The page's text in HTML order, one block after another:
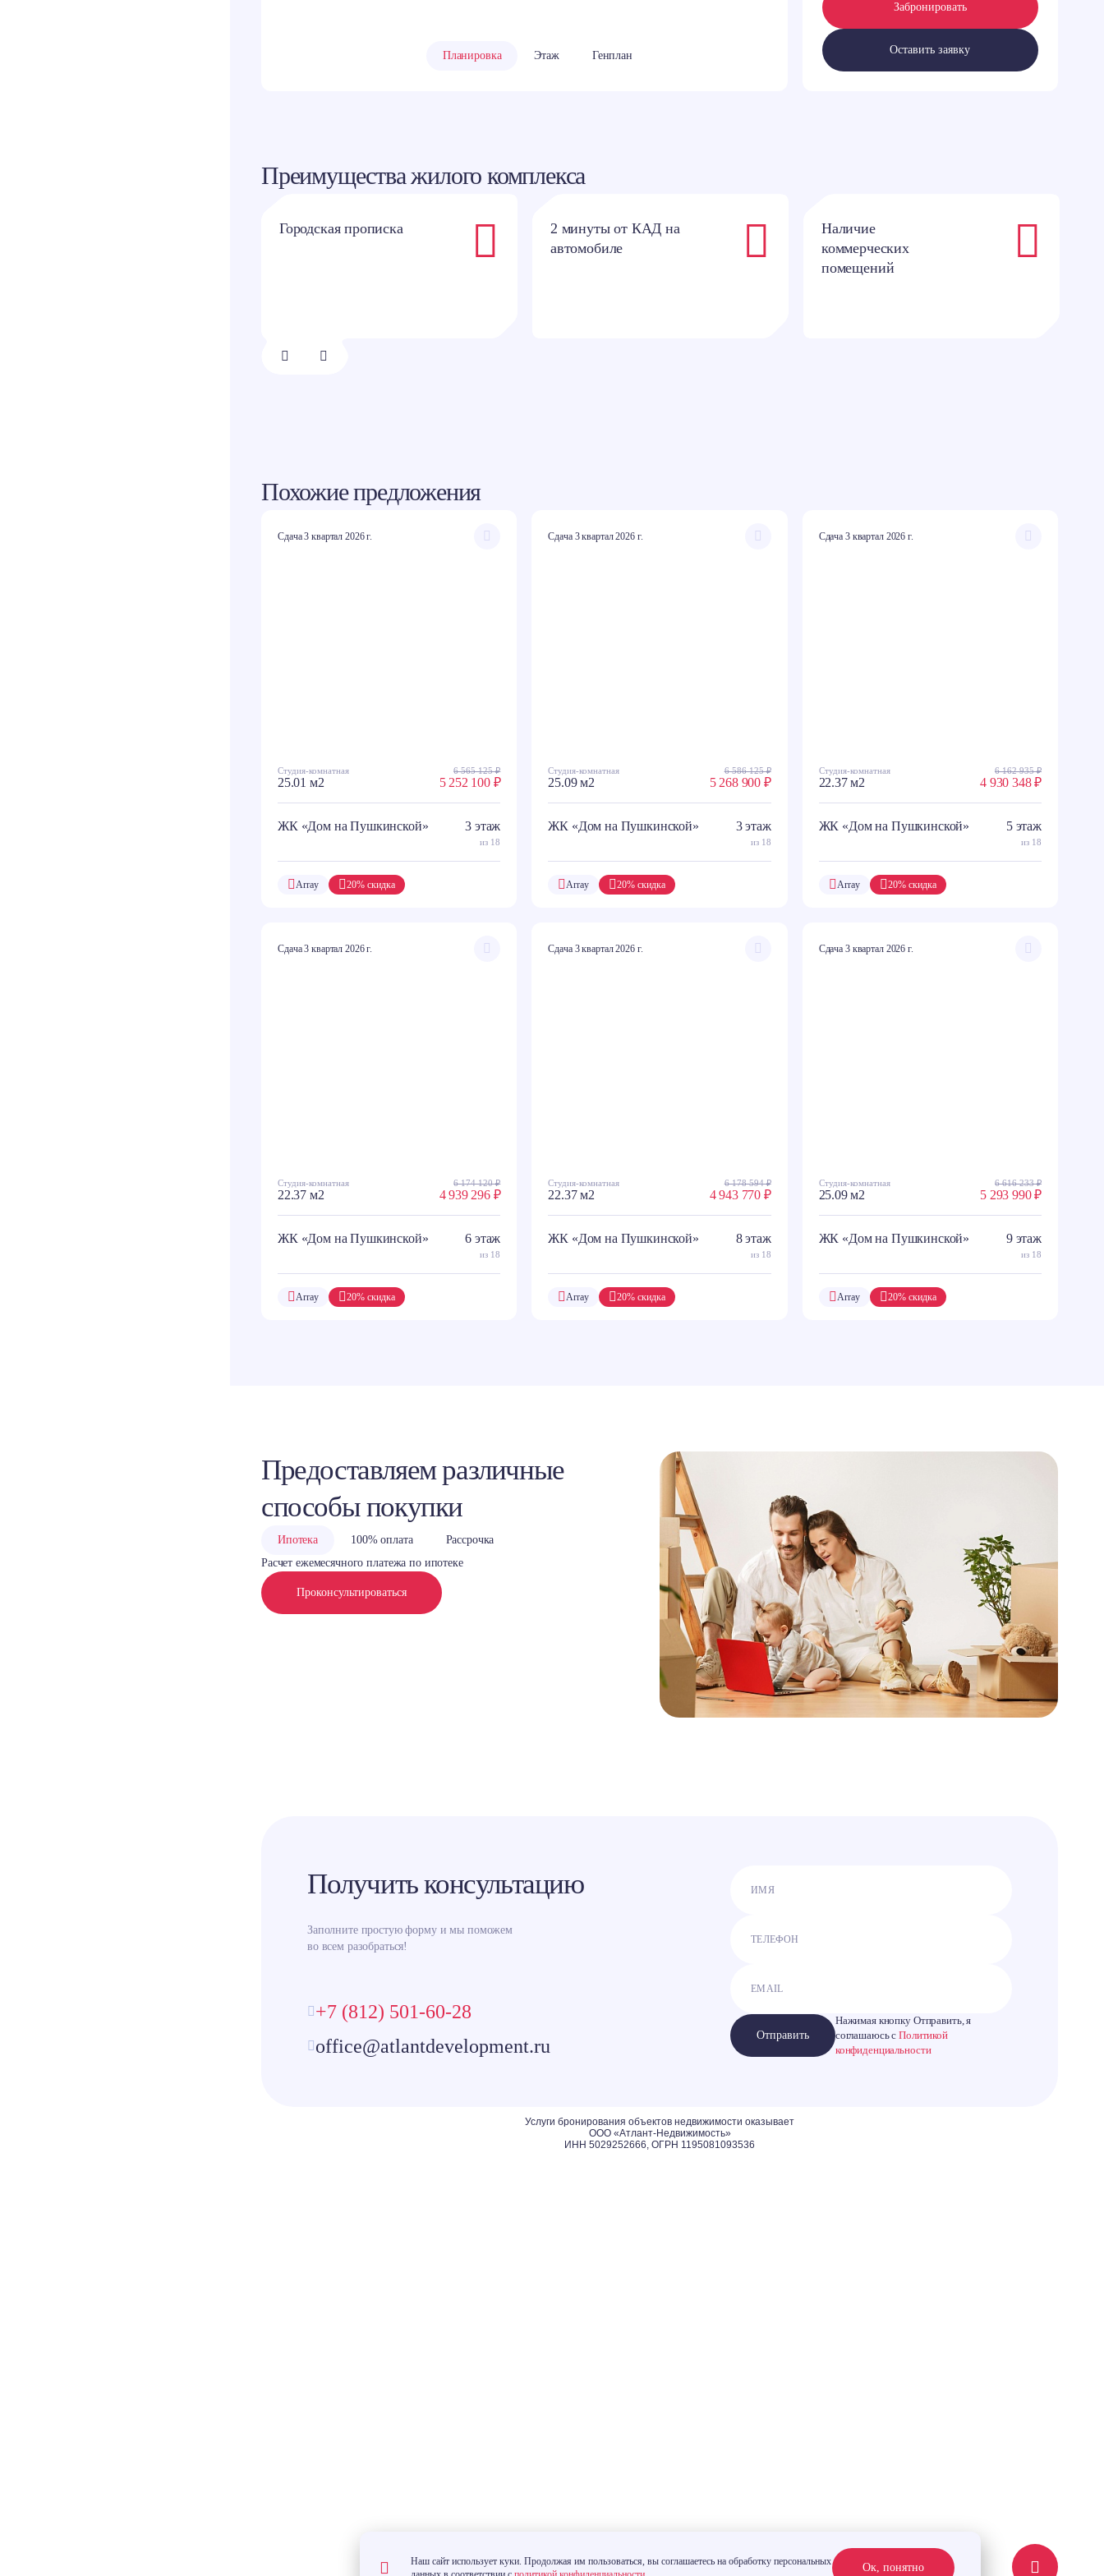
Планировка Этаж Генплан
Забронировать
Оставить заявку
Преимущества жилого комплекса
Городская прописка
2 минуты от КАД на
автомобиле
Наличие
коммерческих
помещений
Похожие предложения
Сдача 3 квартал 2026 г.
Студия-комнатная
25.01 м2
6 565 125 ₽
5 252 100 ₽
ЖК «Дом на Пушкинской» 3 этаж
из 18
20% скидка
Array
Сдача 3 квартал 2026 г.
Студия-комнатная
25.09 м2
6 586 125 ₽
5 268 900 ₽
ЖК «Дом на Пушкинской» 3 этаж
из 18
20% скидка
Array
Сдача 3 квартал 2026 г.
Студия-комнатная
22.37 м2
6 162 935 ₽
4 930 348 ₽
ЖК «Дом на Пушкинской» 5 этаж
из 18
20% скидка
Array
Сдача 3 квартал 2026 г.
Студия-комнатная
22.37 м2
6 174 120 ₽
4 939 296 ₽
ЖК «Дом на Пушкинской» 6 этаж
из 18
20% скидка
Array
Сдача 3 квартал 2026 г.
Студия-комнатная
22.37 м2
6 178 594 ₽
4 943 770 ₽
ЖК «Дом на Пушкинской» 8 этаж
из 18
20% скидка
Array
Сдача 3 квартал 2026 г.
Студия-комнатная
25.09 м2
6 616 233 ₽
5 293 990 ₽
ЖК «Дом на Пушкинской» 9 этаж
из 18
20% скидка
Array
Предоставляем различные
способы покупки
Ипотека 100% оплата
Рассрочка
Расчет ежемесячного платежа по ипотеке
Проконсультироваться
Получить консультацию
Заполните простую форму и мы поможем
во всем разобраться!
+7 (812) 501-60-28
office@atlantdevelopment.ru
Отправить
Нажимая кнопку Отправить, я
соглашаюсь сПолитикой
конфиденциальности
Наш сайт использует куки. Продолжая им пользоваться, вы соглашаетесь на обработку персональных
Ок, понятно